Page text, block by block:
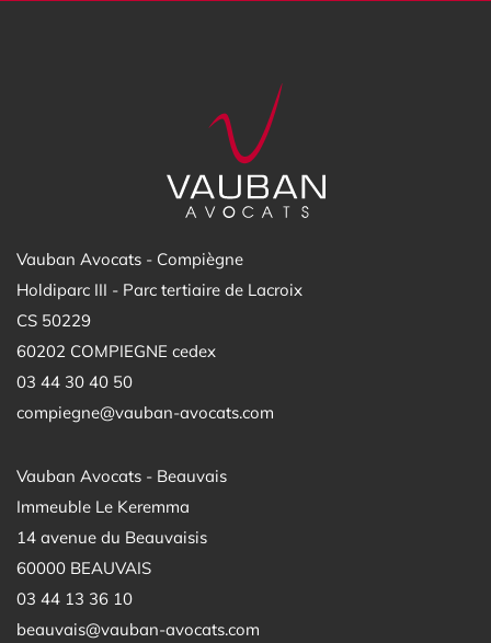
Vauban Avocats - Compiègne
Holdiparc III - Parc tertiaire de Lacroix
CS 50229
60202 COMPIEGNE cedex
03 44 30 40 50
compiegne@vauban-avocats.com
Vauban Avocats - Beauvais
Immeuble Le Keremma
14 avenue du Beauvaisis
60000 BEAUVAIS
03 44 13 36 10
beauvais@vauban-avocats.com